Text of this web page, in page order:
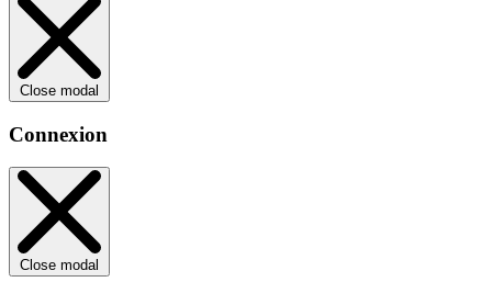
Close modal
Connexion
Close modal